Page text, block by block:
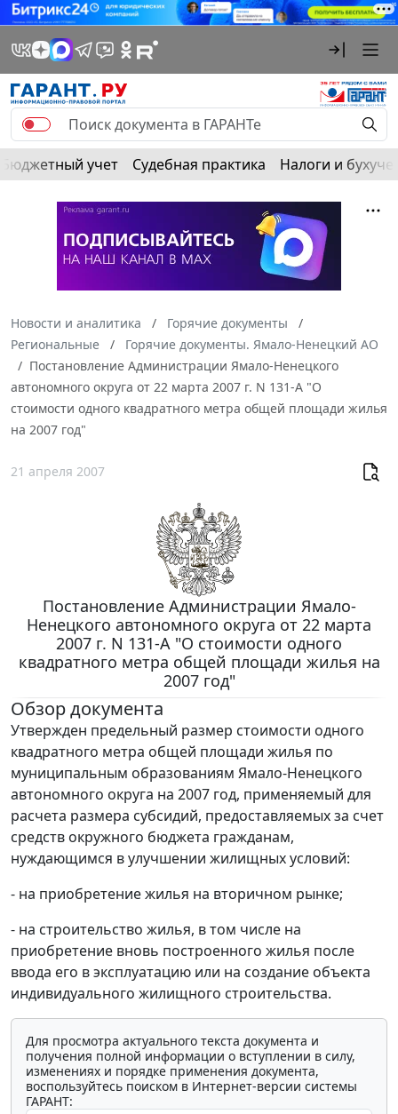
Бюджетный учет Судебная практика Налоги и
Новости и аналитика
Горячие документы
Региональные
Горячие документы. Ямало-Ненецкий АО
Постановление Администрации Ямало-Ненецкого
автономного округа от 22 марта 2007 г. N 131-А "О
стоимости одного квадратного метра общей площади жилья
на 2007 год"
21 апреля 2007
Постановление Администрации Ямало-
Ненецкого автономного округа от 22 марта
2007 г. N 131-А "О стоимости одного
квадратного метра общей площади жилья на
2007 год"
Обзор документа
Утвержден предельный размер стоимости одного
квадратного метра общей площади жилья по
муниципальным образованиям Ямало-Ненецкого
автономного округа на 2007 год, применяемый для
расчета размера субсидий, предоставляемых за счет
средств окружного бюджета гражданам,
нуждающимся в улучшении жилищных условий:
- на приобретение жилья на вторичном рынке;
- на строительство жилья, в том числе на
приобретение вновь построенного жилья после
ввода его в эксплуатацию или на создание объекта
индивидуального жилищного строительства.
Для просмотра актуального текста документа и
получения полной информации о вступлении в силу,
изменениях и порядке применения документа,
воспользуйтесь поиском в Интернет-версии системы
ГАРАНТ: